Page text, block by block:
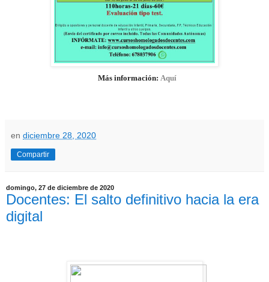
Más información: Aquí
en diciembre 28, 2020
Compartir
domingo, 27 de diciembre de 2020
Docentes: El salto definitivo hacia la era
digital